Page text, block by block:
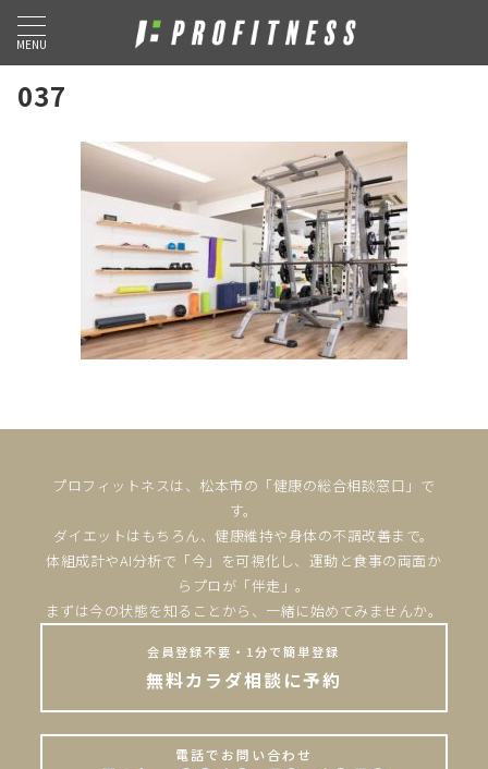
MENU
037
プロフィットネスは、松本市の「健康の総合相談窓口」で
す。
ダイエットはもちろん、健康維持や身体の不調改善まで。
体組成計やAI分析で「今」を可視化し、運動と食事の両面か
らプロが「伴走」。
まずは今の状態を知ることから、一緒に始めてみませんか。
会員登録不要・1分で簡単登録
無料カラダ相談に予約
電話でお問い合わせ